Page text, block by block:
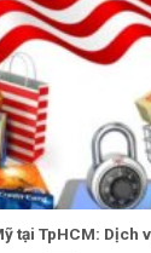
tại TpHCM: Dịch